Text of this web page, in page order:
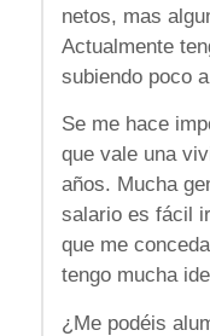
netos, mas
Actualmente
subiendo poco
Se me hace
que vale una
años. Mucha
salario es fácil
que me
tengo mucha
¿Me podéis